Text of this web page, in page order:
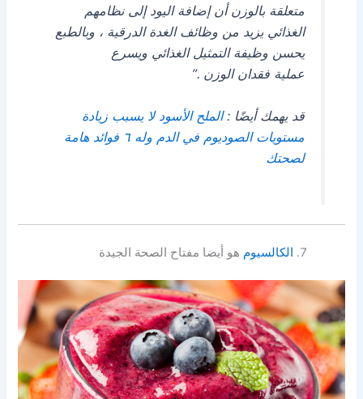
متعلقة بالوزن أن إضافة اليود إلى نظامهم
الغذائي يزيد من وظائف الغدة الدرقية ، وبالطبع
يحسن وظيفة التمثيل الغذائي ويسرع
عملية فقدان الوزن .”
قد يهمك أيضًا :الملح الأسود لا يسبب زيادة
مستويات الصوديوم في الدم وله ٦ فوائد هامة
لصحتك
الكالسيوم هو أيضا مفتاح الصحة الجيدة